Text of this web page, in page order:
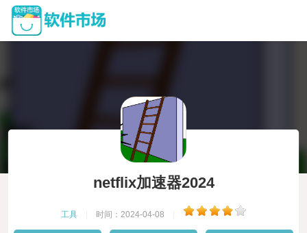
netflix加速器2024
工具 时间：2024-04-08